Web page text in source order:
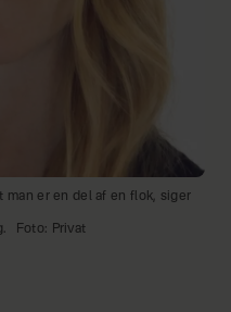
man er en del af en flok, siger
Foto: Privat